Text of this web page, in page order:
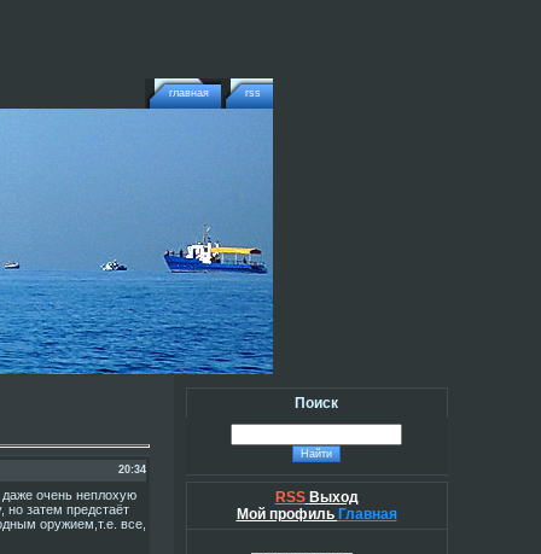
rss
главная
20:34
очень неплохую
затем предстаёт
оружием,т.е. все,
Поиск
RSS Выход
Мой профиль Главная